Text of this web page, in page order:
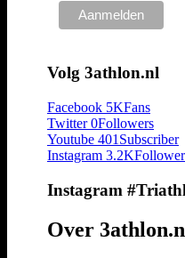
Volg 3athlon.nl
Facebook 5KFans
Twitter 0Followers
Youtube 401 Subscriber
Instagram 3.2K
Instagram
Over